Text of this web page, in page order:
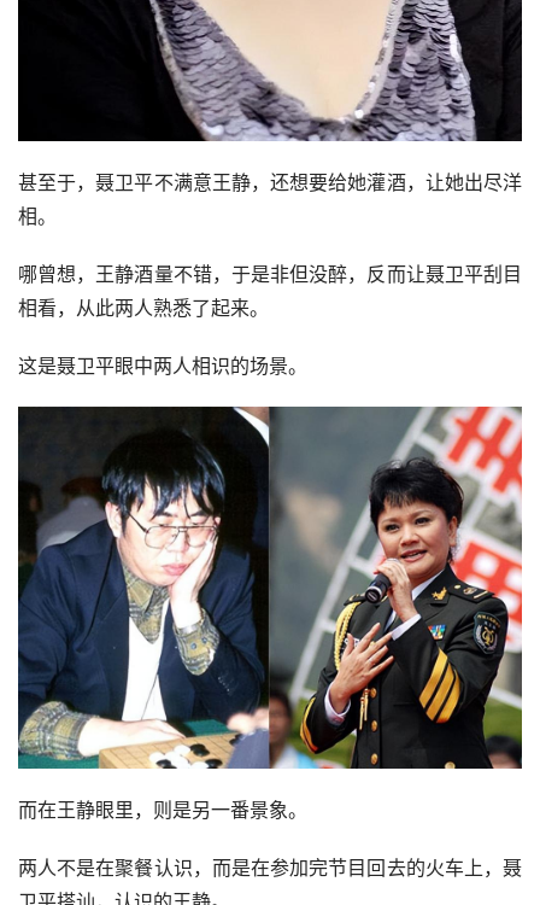
甚至于，聂卫平不满意王静，还想要给她灌酒，让她出尽洋
相。
哪曾想，王静酒量不错，于是非但没醉，反而让聂卫平刮目
相看，从此两人熟悉了起来。
这是聂卫平眼中两人相识的场景。